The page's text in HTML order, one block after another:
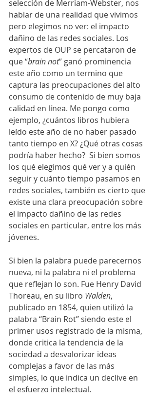
selección de Merriam-Webster, nos
hablar de una realidad que vivimos
pero elegimos no ver: el impacto
dañino de las redes sociales. Los
expertos de OUP se percataron de
que “brain not” ganó prominencia
este año como un termino que
captura las preocupaciones del alto
consumo de contenido de muy baja
calidad en línea. Me pongo como
ejemplo, ¿cuántos libros hubiera
leído este año de no haber pasado
tanto tiempo en X? ¿Qué otras cosas
podría haber hecho?  Si bien somos
los qué elegimos qué ver y a quién
seguir y cuánto tiempo pasamos en
redes sociales, también es cierto que
existe una clara preocupación sobre
el impacto dañino de las redes
sociales en particular, entre los más
jóvenes.
Si bien la palabra puede parecernos
nueva, ni la palabra ni el problema
que reflejan lo son. Fue Henry David
Thoreau, en su libro Walden,
publicado en 1854, quien utilizó la
palabra “Brain Rot” siendo este el
primer usos registrado de la misma,
donde critica la tendencia de la
sociedad a desvalorizar ideas
complejas a favor de las más
simples, lo que indica un declive en
el esfuerzo intelectual.